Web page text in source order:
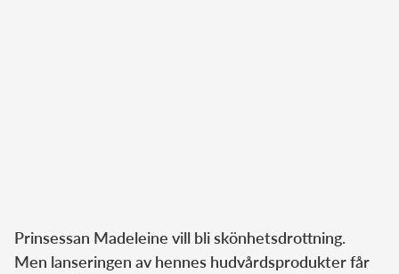
Prinsessan Madeleine vill bli skönhetsdrottning.
Men lanseringen av hennes hudvårdsprodukter får